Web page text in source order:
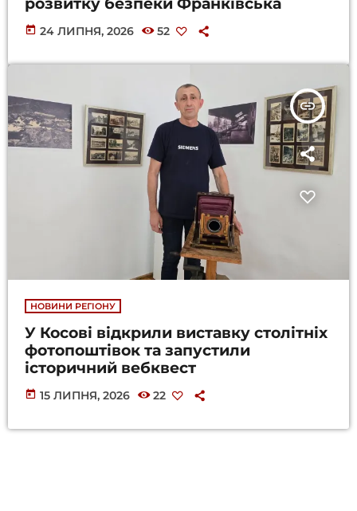
today 24 ЛИПНЯ, 2026 52
insert_link
НОВИНИ РЕГІОНУ
У Косові відкрили виставку столітніх
фотопоштівок та запустили
історичний вебквест
today 15 ЛИПНЯ, 2026 22